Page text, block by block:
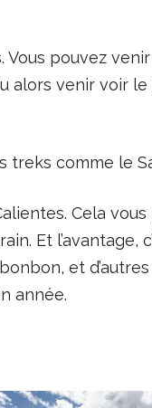
Vous pouvez
alors venir voir
treks comme le
Cela
Et l’avantage,
et
année.